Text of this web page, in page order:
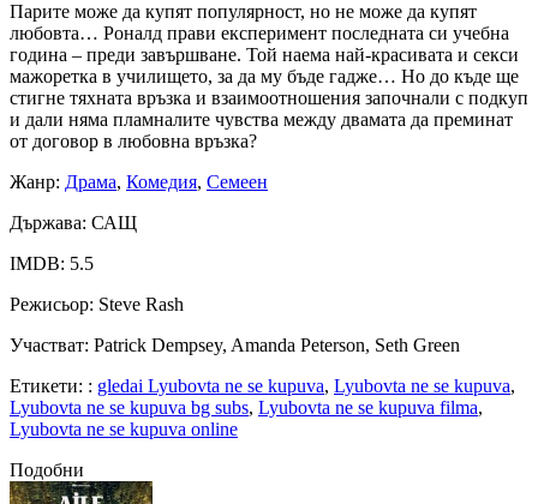
Парите може да купят популярност, но не може да купят
любовта… Роналд прави експеримент последната си учебна
година – преди завършване. Той наема най-красивата и секси
мажоретка в училището, за да му бъде гадже… Но до къде ще
стигне тяхната връзка и взаимоотношения започнали с подкуп
и дали няма пламналите чувства между двамата да преминат
от договор в любовна връзка?
Жанр: Драма, Комедия, Семеен
Държава: САЩ
IMDB: 5.5
Режисьор: Steve Rash
Участват: Patrick Dempsey, Amanda Peterson, Seth Green
Етикети: : gledai Lyubovta ne se kupuva, Lyubovta ne se kupuva,
Lyubovta ne se kupuva bg subs, Lyubovta ne se kupuva filma,
Lyubovta ne se kupuva online
Подобни